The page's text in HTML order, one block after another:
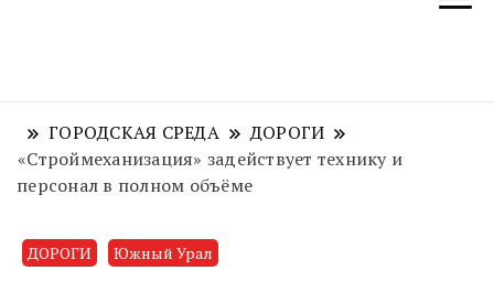
область
недвижимости
ГОРОДСКАЯ СРЕДА
ДОРОГИ
«Строймеханизация» задействует технику и
персонал в полном объёме
ДОРОГИ Южный Урал